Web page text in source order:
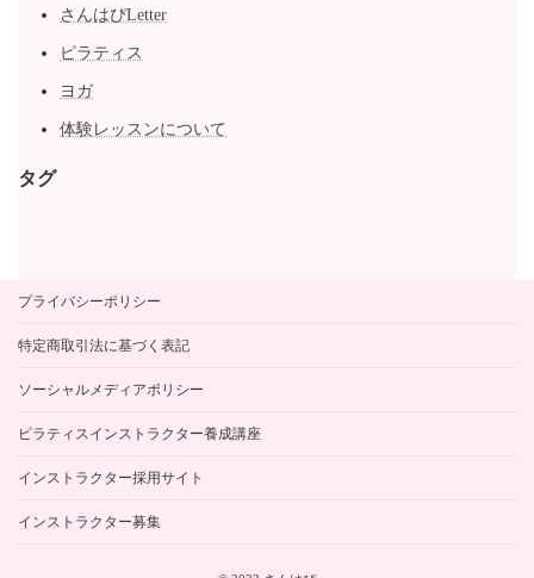
さんはぴLetter
ピラティス
ヨガ
体験レッスンについて
タグ
プライバシーポリシー
特定商取引法に基づく表記
ソーシャルメディアポリシー
ピラティスインストラクター養成講座
インストラクター採用サイト
インストラクター募集